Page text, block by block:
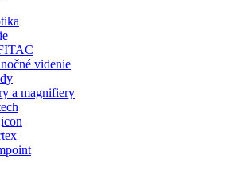
videnie
a magnifiery